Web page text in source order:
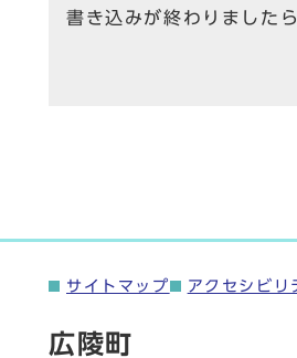
書き込みが終わりました
サイトマップ アクセシビリ
広陵町